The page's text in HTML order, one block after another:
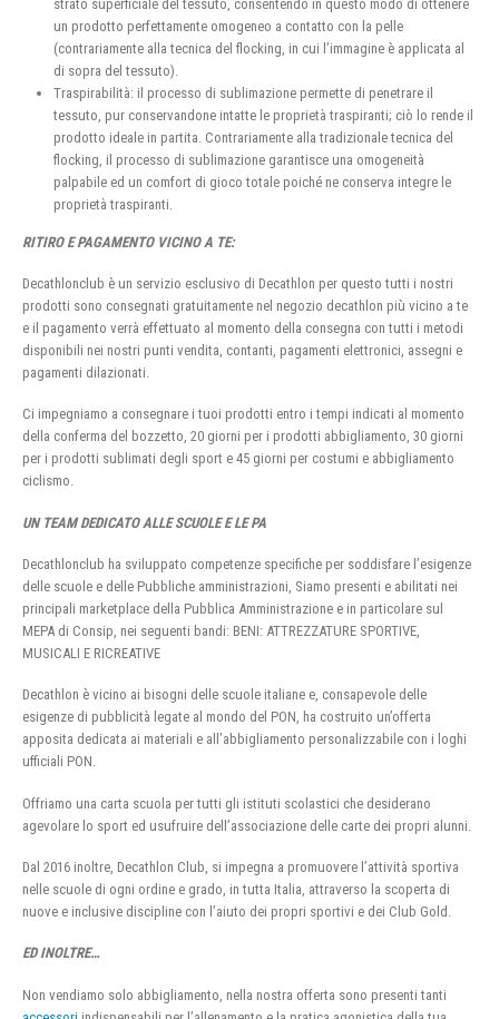
strato superficiale del tessuto, consentendo in questo modo di ottenere
un prodotto perfettamente omogeneo a contatto con la pelle
(contrariamente alla tecnica del flocking, in cui l’immagine è applicata al
di sopra del tessuto).
Traspirabilità: il processo di sublimazione permette di penetrare il
tessuto, pur conservandone intatte le proprietà traspiranti; ciò lo rende il
prodotto ideale in partita. Contrariamente alla tradizionale tecnica del
flocking, il processo di sublimazione garantisce una omogeneità
palpabile ed un comfort di gioco totale poiché ne conserva integre le
proprietà traspiranti.
RITIRO E PAGAMENTO VICINO A TE:
Decathlonclub è un servizio esclusivo di Decathlon per questo tutti i nostri
prodotti sono consegnati gratuitamente nel negozio decathlon più vicino a te
e il pagamento verrà effettuato al momento della consegna con tutti i metodi
disponibili nei nostri punti vendita, contanti, pagamenti elettronici, assegni e
pagamenti dilazionati.
Ci impegniamo a consegnare i tuoi prodotti entro i tempi indicati al momento
della conferma del bozzetto, 20 giorni per i prodotti abbigliamento, 30 giorni
per i prodotti sublimati degli sport e 45 giorni per costumi e abbigliamento
ciclismo.
UN TEAM DEDICATO ALLE SCUOLE E LE PA
Decathlonclub ha sviluppato competenze specifiche per soddisfare l’esigenze
delle scuole e delle Pubbliche amministrazioni, Siamo presenti e abilitati nei
principali marketplace della Pubblica Amministrazione e in particolare sul
MEPA di Consip, nei seguenti bandi: BENI: ATTREZZATURE SPORTIVE,
MUSICALI E RICREATIVE
Decathlon è vicino ai bisogni delle scuole italiane e, consapevole delle
esigenze di pubblicità legate al mondo del PON, ha costruito un’offerta
apposita dedicata ai materiali e all’abbigliamento personalizzabile con i loghi
ufficiali PON.
Offriamo una carta scuola per tutti gli istituti scolastici che desiderano
agevolare lo sport ed usufruire dell’associazione delle carte dei propri alunni.
Dal 2016 inoltre, Decathlon Club, si impegna a promuovere l’attività sportiva
nelle scuole di ogni ordine e grado, in tutta Italia, attraverso la scoperta di
nuove e inclusive discipline con l’aiuto dei propri sportivi e dei Club Gold.
ED INOLTRE…
Non vendiamo solo abbigliamento, nella nostra offerta sono presenti tanti